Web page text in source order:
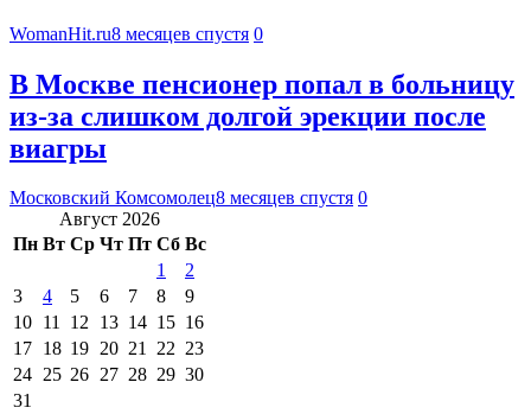
WomanHit.ru8 месяцев спустя 0
В Москве пенсионер попал в больницу
из-за слишком долгой эрекции после
виагры
Московский Комсомолец8 месяцев спустя 0
Август 2026
Пн Вт Ср Чт Пт Сб Вс
1
2
3
4 5 6 7 8
9
10 11 12 13 14 15 16
17 18 19 20 21 22 23
24 25 26 27 28 29 30
31